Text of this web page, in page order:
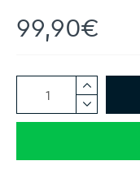
99,90€